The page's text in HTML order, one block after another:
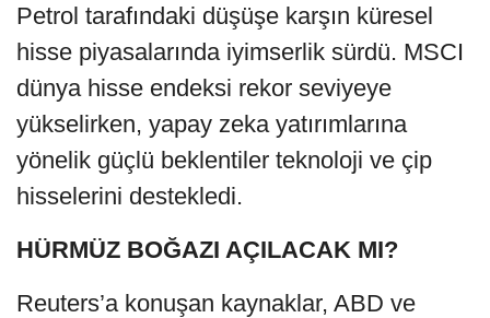
Petrol tarafındaki düşüşe karşın küresel
hisse piyasalarında iyimserlik sürdü. MSCI
dünya hisse endeksi rekor seviyeye
yükselirken, yapay zeka yatırımlarına
yönelik güçlü beklentiler teknoloji ve çip
hisselerini destekledi.
HÜRMÜZ BOĞAZI AÇILACAK MI?
Reuters’a konuşan kaynaklar, ABD ve